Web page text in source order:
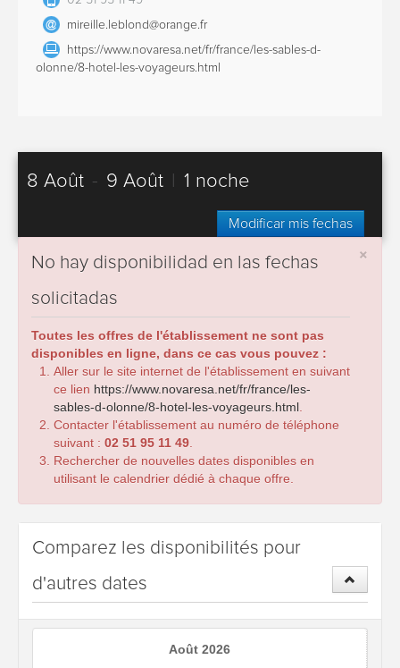
mireille.leblond@orange.fr
https://www.novaresa.net/fr/france/les-sables-d-
olonne/8-hotel-les-voyageurs.html
8 Août - 9 Août 1 noche
Modificar mis fechas
×
No hay disponibilidad en las fechas
solicitadas
Toutes les offres de l'établissement ne sont pas
disponibles en ligne, dans ce cas vous pouvez :
Aller sur le site internet de l'établissement en suivant
ce lien https://www.novaresa.net/fr/france/les-
sables-d-olonne/8-hotel-les-voyageurs.html
Contacter l'établissement au numéro de téléphone
suivant : 02 51 95 11 49
Rechercher de nouvelles dates disponibles en
utilisant le calendrier dédié à chaque offre.
Comparez les disponibilités pour
d'autres dates
Août 2026